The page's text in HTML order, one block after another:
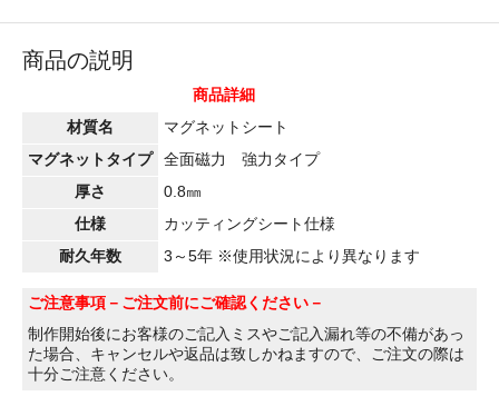
商品の説明
商品詳細
材質名
マグネットシート
マグネットタイプ
全面磁力 強力タイプ
厚さ
0.8㎜
仕様
カッティングシート仕様
耐久年数
3～5年 ※使用状況により異なります
ご注意事項 －ご注文前にご確認ください－
制作開始後にお客様のご記入ミスやご記入漏れ等の不備があっ
た場合、キャンセルや返品は致しかねますので、ご注文の際は
十分ご注意ください。